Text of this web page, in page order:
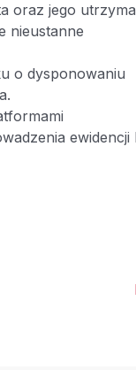
oraz jego
nieustanne
o dysponowaniu
ewidencji